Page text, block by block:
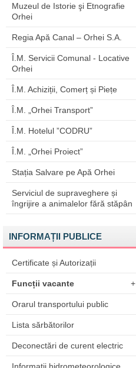
Muzeul de Istorie şi Etnografie
Orhei
Regia Apă Canal – Orhei S.A.
Î.M. Servicii Comunal - Locative
Orhei
Î.M. Achiziții, Comerț și Piețe
Î.M. „Orhei Transport”
Î.M. Hotelul ”CODRU”
Î.M. „Orhei Proiect”
Stația Salvare pe Apă Orhei
Serviciul de supraveghere și
îngrijire a animalelor fără stăpân
INFORMAȚII PUBLICE
Certificate și Autorizații
Funcții vacante +
Orarul transportului public
Lista sărbătorilor
Deconectări de curent electric